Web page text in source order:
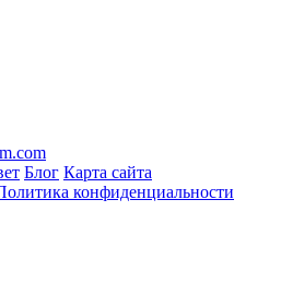
Блог Карта сайта
конфиденциальности